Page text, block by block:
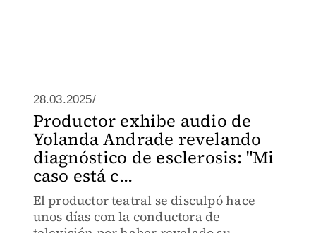
28.03.2025/
Productor exhibe audio de
Yolanda Andrade revelando
diagnóstico de esclerosis: "Mi
caso está c...
El productor teatral se disculpó hace
unos días con la conductora de